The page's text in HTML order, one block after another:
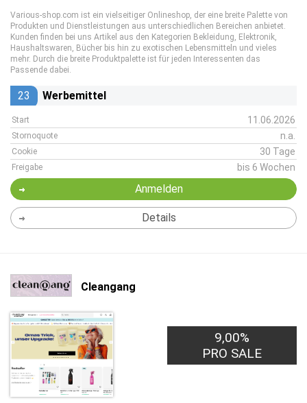
Various-shop.com ist ein vielseitiger Onlineshop, der eine breite Palette von
Produkten und Dienstleistungen aus unterschiedlichen Bereichen anbietet.
Kunden finden bei uns Artikel aus den Kategorien Bekleidung, Elektronik,
Haushaltswaren, Bücher bis hin zu exotischen Lebensmitteln und vieles
mehr. Durch die breite Produktpalette ist für jeden Interessenten das
Passende dabei.
23 Werbemittel
Start 11.06.2026
Stornoquote n.a.
Cookie 30 Tage
Freigabe bis 6 Wochen
Anmelden
Details
Cleangang
9,00%
PRO SALE